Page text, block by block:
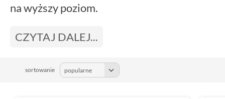
na wyższy poziom.
CZYTAJ DALEJ...
sortowanie